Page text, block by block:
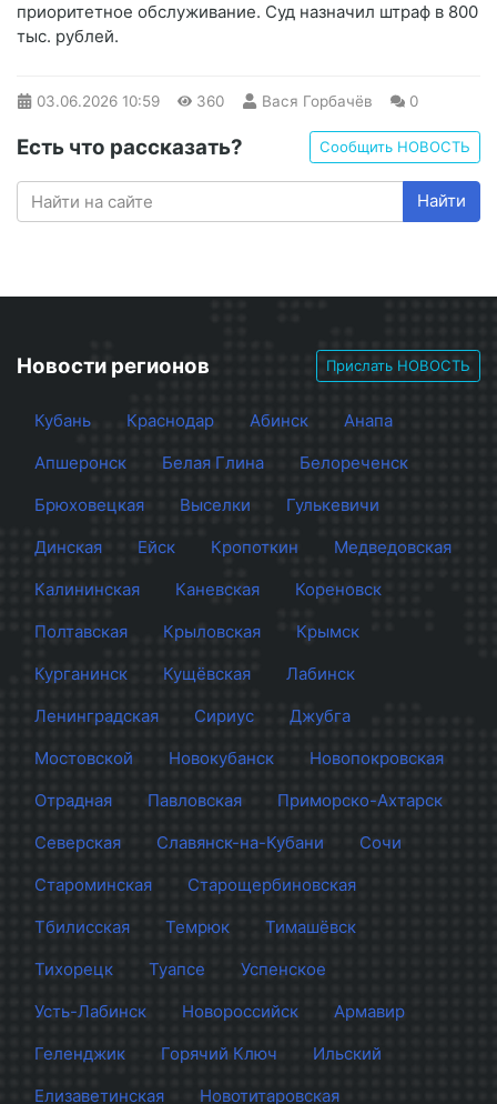
приоритетное обслуживание. Суд назначил штраф в 800
тыс. рублей.
03.06.2026 10:59 360 Вася Горбачёв 0
Есть что рассказать? Сообщить НОВОСТЬ
Найти
Новости регионов Прислать НОВОСТЬ
Кубань Краснодар Абинск
Анапа
Апшеронск
Белая Глина
Белореченск
Брюховецкая
Выселки
Гулькевичи
Динская
Ейск Кропоткин
Медведовская
Калининская
Каневская
Кореновск
Полтавская
Крыловская
Крымск
Курганинск
Кущёвская
Лабинск
Ленинградская
Сириус
Джубга
Мостовской
Новокубанск
Новопокровская
Отрадная
Павловская
Приморско-Ахтарск
Северская
Славянск-на-Кубани
Сочи
Староминская
Старощербиновская
Тбилисская
Темрюк
Тимашёвск
Тихорецк
Туапсе
Успенское
Усть-Лабинск
Новороссийск
Армавир
Геленджик
Горячий Ключ
Ильский
Елизаветинская
Новотитаровская